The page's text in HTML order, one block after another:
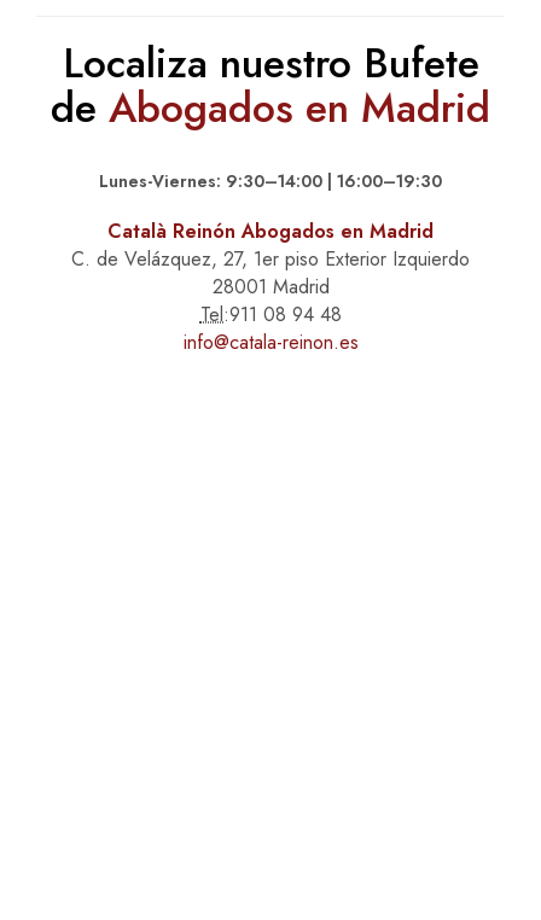
Localiza nuestro Bufete
de Abogados en Madrid
Lunes-Viernes: 9:30–14:00 | 16:00–19:30
Català Reinón Abogados en Madrid
C. de Velázquez, 27, 1er piso Exterior Izquierdo
28001 Madrid
Tel:911 08 94 48
info@catala-reinon.es